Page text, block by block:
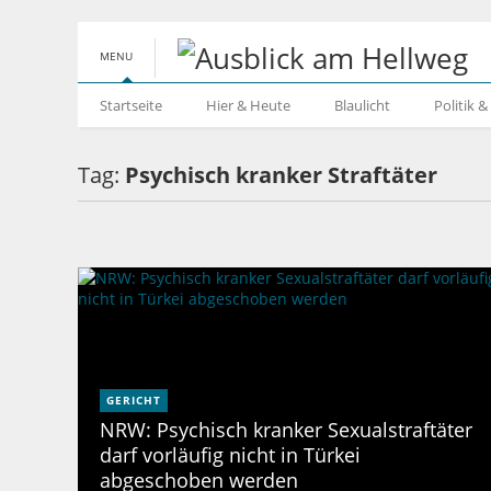
MENU
Startseite Hier & Heute Blaulicht Politik
Tag: Psychisch kranker Straftäter
GERICHT
NRW: Psychisch kranker Sexualstraftäter
darf vorläufig nicht in Türkei
abgeschoben werden